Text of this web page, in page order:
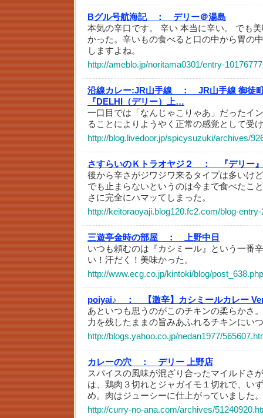
Bグル号航海記 ：
デリー＠湯島
本気の辛口です。 辛い 本当に辛い。 でも
かった。辛いもの食べると口の中から胃の
しますよね。
http://ameblo.jp/noritama0301/entry-
沿線カレー:JR山手線 ：
JR山手線 御徒
『DELHI（デリー）上…
一口目では「なんじゃこりゃあ」だったイ
ることによりようやく正常の感覚として受
http://blog.livedoor.jp/spicysuzuki/archives/
さすらいのＫトラオヤジ２ ：
『デリー
後から辛さがジワジワ来るタイプは多いけ
でも止まらないというのは今まで食べたこ
さに完全にハマッてしまった。
http://keitoraoyaji.blog120.fc2.com/blog-
三遊亭金時の部屋 ：
上野中日
いつも頼むのは『カシミール』という一番
い！汗だく！美味かった。
http://www.ecg.co.jp/kintoki/blog/post_638.php
poiyai♪ ：
【激辛】カシミールカレー
あといつも思うのがこのチキンの柔らかさ
力を残したままの旨みあふれるチキンにい
http://blogs.yahoo.co.jp/nedan1977/
カレーの穴 ：
デリー 上野店
スパイスの風味が混ざり合ったマイルド
は、鶏肉３切れとジャガイモ１切れで、い
め。肉はジューシーに仕上がっていました。
http://curry-no-ana.com/archives/